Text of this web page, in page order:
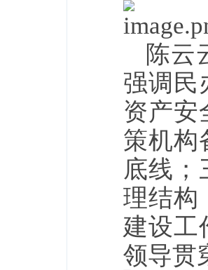
陈云
强调民
资产安
策机构
底线；
理结构
建设工
领导贯